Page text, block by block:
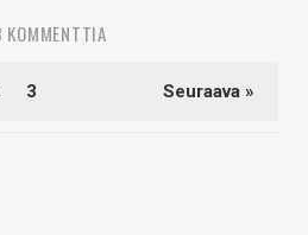
KOMMENTTIA
3 Seuraava »